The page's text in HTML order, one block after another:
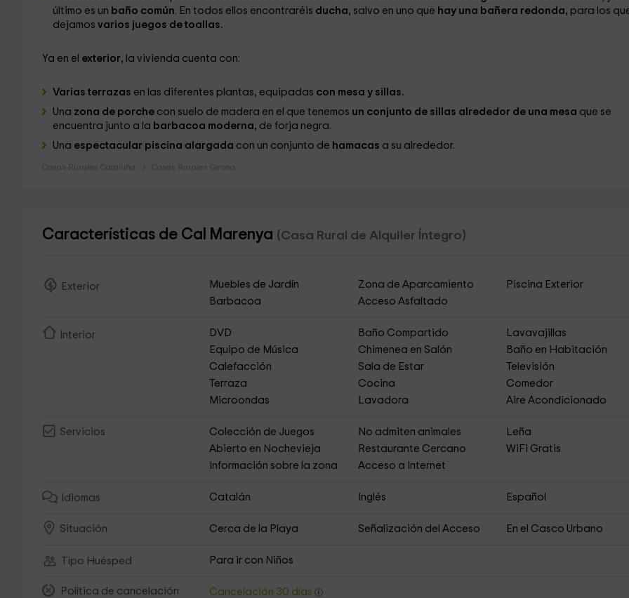
último es un baño común. En todos ellos encontraréis ducha, salvo en uno que hay una bañera redonda, para los
dejamos varios juegos de toallas.
Ya en el exterior, la vivienda cuenta con:
Varias terrazas en las diferentes plantas, equipadas con mesa y sillas.
Una zona de porchecon suelo de madera en el que tenemos un conjunto de sillas alrededor de una mesa que se
encuentra junto a la barbacoa moderna, de forja negra.
Una espectacular piscina alargada con un conjunto de hamacas a su alrededor.
Casas Rurales Cataluña Casas Rurales Girona
Características de Cal Marenya (Casa Rural de Alquiler Íntegro)
Exterior Muebles de Jardín Zona de Aparcamiento
Piscina Exterior
Barbacoa
Acceso Asfaltado
Interior DVD Baño Compartido
Lavavajillas
Equipo de Música
Chimenea en Salón
Baño en Habitación
Calefacción
Sala de Estar
Televisión
Terraza
Cocina
Comedor
Microondas
Lavadora Aire Acondicionado
Servicios Colección de Juegos No admiten animales
Leña
Abierto en Nochevieja
Restaurante Cercano
WiFi Gratis
Información sobre la zona
Acceso a Internet
Idiomas Catalán Inglés Español
Situación Cerca de la Playa Señalización del Acceso En el Casco Urbano
Tipo Huésped Para ir con Niños
Política de cancelación Cancelación 30 días